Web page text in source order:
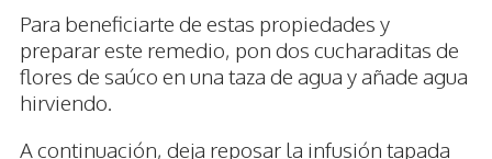
Para beneficiarte de estas propiedades y
preparar este remedio, pon dos cucharaditas de
flores de saúco en una taza de agua y añade agua
hirviendo.
A continuación, deja reposar la infusión tapada